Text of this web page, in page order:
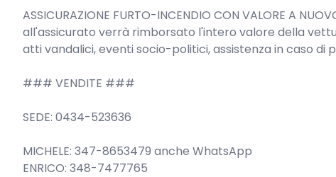
ASSICURAZIONE FURTO-INCENDIO CON VALORE A
all'assicurato verrà rimborsato l'intero valore della
atti vandalici, eventi socio-politici, assistenza in caso
### VENDITE ###
SEDE: 0434-523636
MICHELE: 347-8653479 anche WhatsApp
ENRICO: 348-7477765